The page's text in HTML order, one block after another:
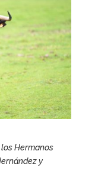
Hermanos
y